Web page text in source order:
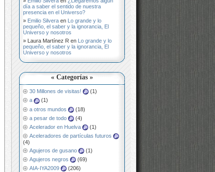
día a saber el sentido de nuestra
presencia en el Universo?
Emilio Silvera en
Lo grande y lo
pequeño, el saber y la ignorancia, El
Universo y nosotros
Laura Martínez R en
Lo grande y lo
pequeño, el saber y la ignorancia, El
Universo y nosotros
« Categorías »
30 Millones de visitas!
(1)
a
(1)
a otros mundos
(18)
a pesar de todo
(4)
Acelerador en Huelva
(1)
Aceleradores de partículas futuros
(4)
Agujeros de gusano
(1)
Agujeros negros
(69)
AIA-IYA2009
(206)